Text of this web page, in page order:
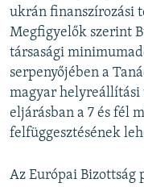
ukrán finanszírozási
Megfigyelők szerint
társasági
serpenyőjében a
magyar helyreállítási
eljárásban a 7 és fél
felfüggesztésének
Az Európai Bizottság